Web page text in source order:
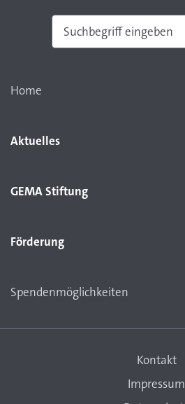
Home
Aktuelles
GEMA Stiftung
Förderung
Spendenmöglichkeiten
Kontakt
Impressum